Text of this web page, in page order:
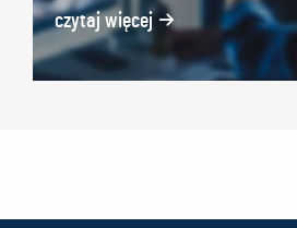
czytaj więcej